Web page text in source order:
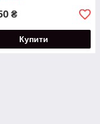
₴
Купити